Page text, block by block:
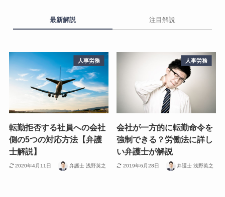
最新解説 注目解説
人事労務
転勤拒否する社員への会社
側の5つの対応方法【弁護
士解説】
2020年4月11日 弁護士 浅野英之
人事労務
会社が一方的に転勤命令を
強制できる？労働法に詳し
い弁護士が解説
2019年6月28日 弁護士 浅野英之